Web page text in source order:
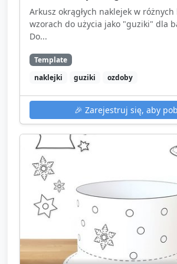
Arkusz okrągłych naklejek w
wzorach do użycia jako "guziki" dla
Do...
Template
naklejki
guziki ozdoby
🎉 Zarejestruj się, aby